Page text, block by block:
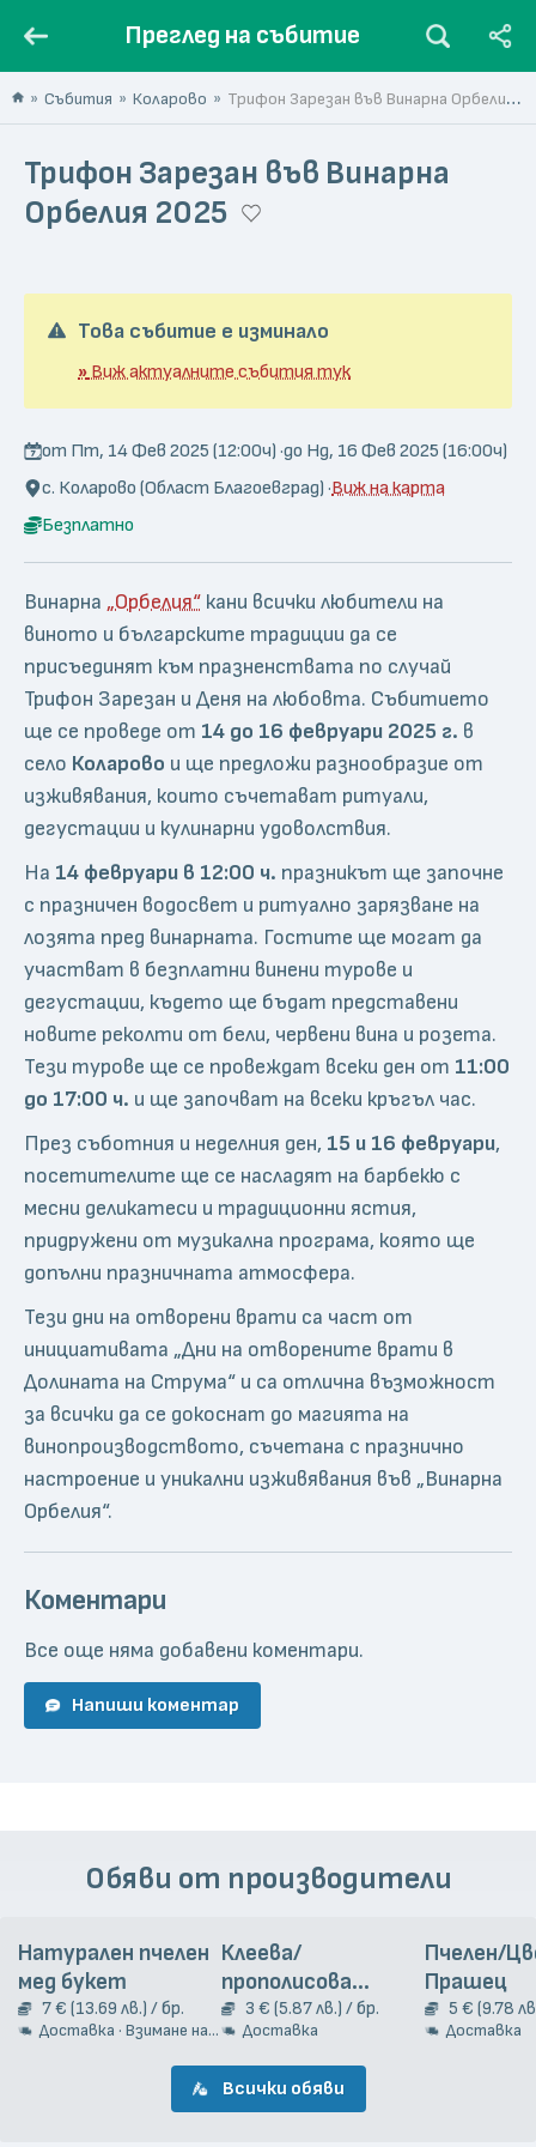
Преглед на събитие
Събития Коларово Трифон Зарезан във Винарна Орбелия 2025
Трифон Зарезан във Винарна
Орбелия 2025
Това събитие е изминало
»Виж актуалните събития тук
от Пт, 14 Фев 2025 (12:00ч) ·до Нд, 16 Фев 2025 (16:00ч)
с. Коларово (Област Благоевград) ·Виж на карта
Безплатно
Винарна „Орбелия“ кани всички любители на
виното и българските традиции да се
присъединят към празненствата по случай
Трифон Зарезан и Деня на любовта. Събитието
ще се проведе от 14 до 16 февруари 2025 г. в
село Коларово и ще предложи разнообразие от
изживявания, които съчетават ритуали,
дегустации и кулинарни удоволствия.
На 14 февруари в 12:00 ч. празникът ще започне
с празничен водосвет и ритуално зарязване на
лозята пред винарната. Гостите ще могат да
участват в безплатни винени турове и
дегустации, където ще бъдат представени
новите реколти от бели, червени вина и розета.
Тези турове ще се провеждат всеки ден от 11:00
до 17:00 ч. и ще започват на всеки кръгъл час.
През съботния и неделния ден, 15 и 16 февруари,
посетителите ще се насладят на барбекю с
месни деликатеси и традиционни ястия,
придружени от музикална програма, която ще
допълни празничната атмосфера.
Тези дни на отворени врати са част от
инициативата „Дни на отворените врати в
Долината на Струма“ и са отлична възможност
за всички да се докоснат до магията на
винопроизводството, съчетана с празнично
настроение и уникални изживявания във „Винарна
Орбелия“.
Коментари
Все още няма добавени коментари.
Напиши коментар
Обяви от производители
Натурален пчелен
мед букет
7 € (13.69 лв.) / бр.
Доставка · Взимане на място
Клеева/
прополисова
тинктура, 20 мл
3 € (5.87 лв.) / бр.
Доставка
Пчелен/
Прашец
5 € (9.78
Доставка
Всички обяви